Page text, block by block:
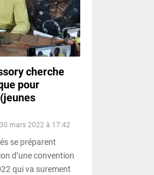
cherche
pour
mars 2022 à 17:42
se préparent
d’une convention
qui va surement